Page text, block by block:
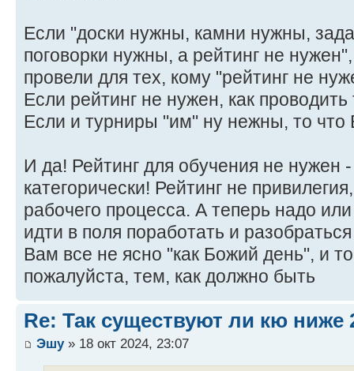
Если "доски нужны, камни нужны,
поговорки нужны, а рейтинг не
провели для тех, кому "рейтинг не
Если рейтинг не нужен, как проводить
Если и турниры "им" ну нежны, то что
И да! Рейтинг для обучения не нужен
категорически! Рейтинг не
рабочего процесса. А теперь надо
идти в поля поработать и
Вам все не ясно "как Божий день", и
пожалуйста, тем, как должно быть
Re: Так существуют ли кю ниже
Эшу» 18 окт 2024, 23:07